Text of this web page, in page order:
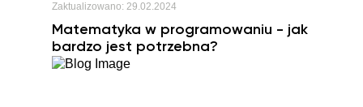
Zaktualizowano: 29.02.2024
Matematyka w programowaniu - jak
bardzo jest potrzebna?